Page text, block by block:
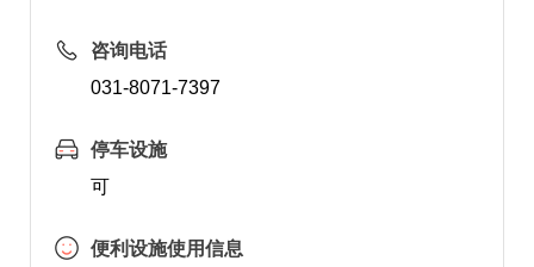
咨询电话
031-8071-7397
停车设施
可
便利设施使用信息